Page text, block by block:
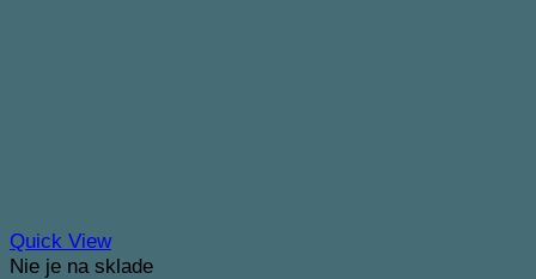
Quick View
Nie je na sklade